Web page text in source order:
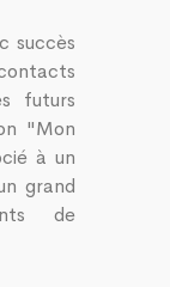
succès
futurs
"Mon
à un
grand
de